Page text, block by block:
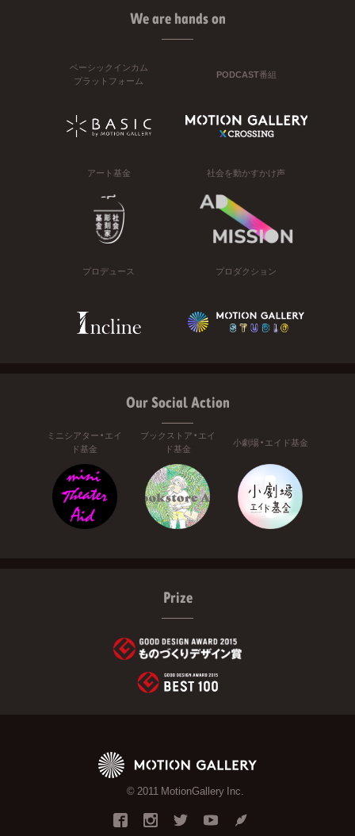
We are hands on
ベーシックインカム
プラットフォーム
PODCAST番組
アート基金 社会を動かすかけ声
プロデュース プロダクション
Our Social Action
ミニシアター・エイ
ド基金
ブックストア・エイ
ド基金
小劇場・エイド基金
Prize
© 2011 MotionGallery Inc.